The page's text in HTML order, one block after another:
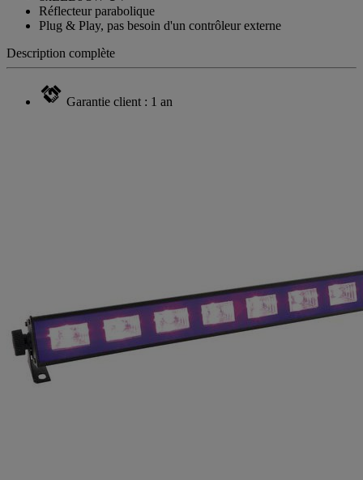
Réflecteur parabolique
Plug & Play, pas besoin d'un contrôleur externe
Description complète
Garantie client : 1 an